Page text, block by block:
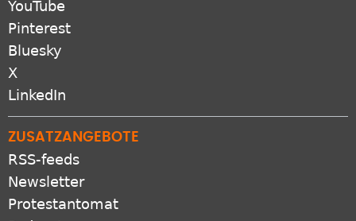
Pinterest
Bluesky
X
LinkedIn
RSS-feeds
Newsletter
Protestantomat
Podcast